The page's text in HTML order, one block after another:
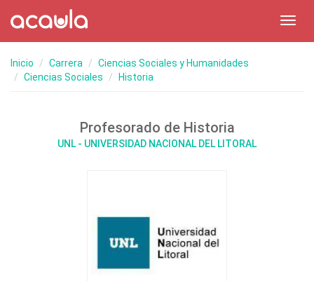
Inicio Carrera
Ciencias Sociales y Humanidades
Ciencias Sociales
Historia
Profesorado de Historia
UNL - UNIVERSIDAD NACIONAL DEL LITORAL